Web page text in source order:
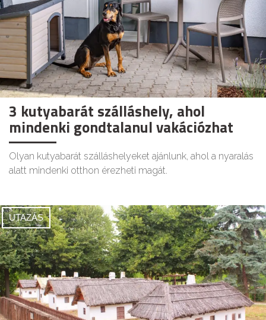
3 kutyabarát szálláshely, ahol
mindenki gondtalanul vakációzhat
Olyan kutyabarát szálláshelyeket ajánlunk, ahol a nyaralás
alatt mindenki otthon érezheti magát.
UTAZÁS